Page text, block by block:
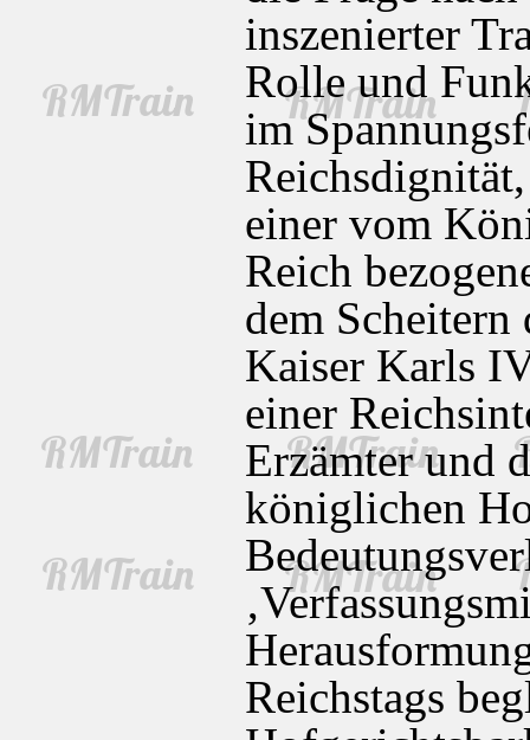
inszenierter
Rolle und
im
einer vom
Reich
dem
Kaiser Karls
einer
Erzämter und
königlichen
Reichstags